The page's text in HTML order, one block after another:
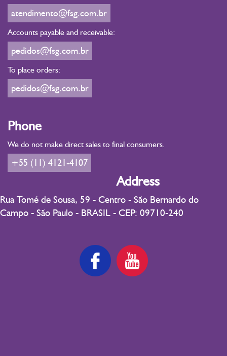
atendimento@fsg.com.br
Accounts payable and receivable:
pedidos@fsg.com.br
To place orders:
pedidos@fsg.com.br
Phone
We do not make direct sales to final consumers.
+55 (11) 4121-4107
Address
Rua Tomé de Sousa, 59 - Centro - São Bernardo do
Campo - São Paulo - BRASIL - CEP: 09710-240